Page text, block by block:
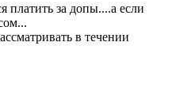
платить за допы....а если
в течении